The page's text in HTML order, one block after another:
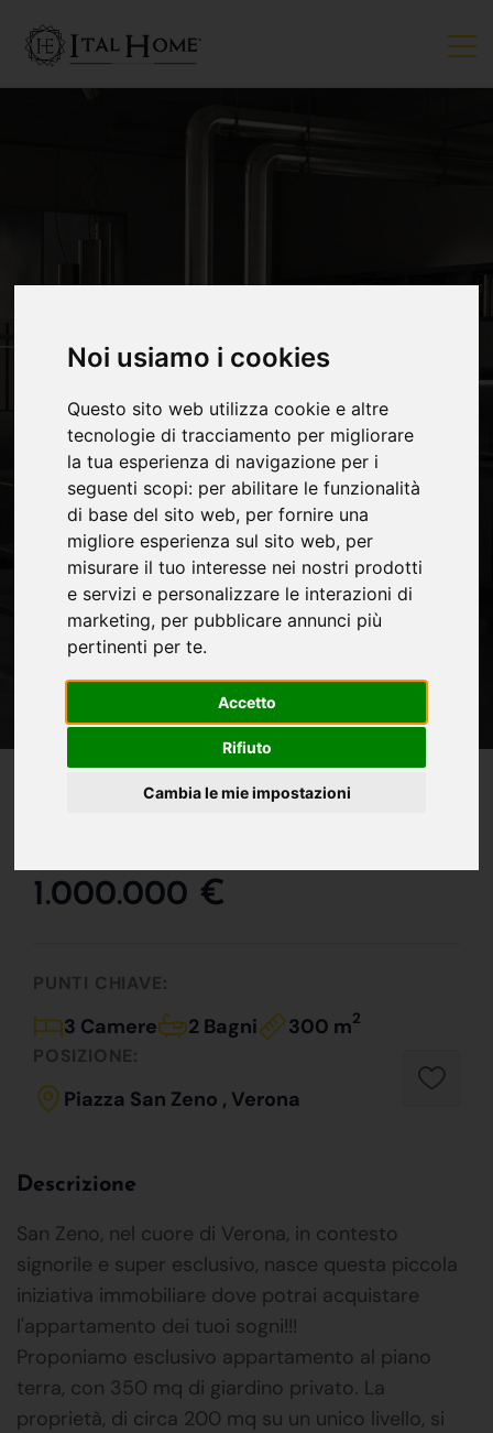
Noi usiamo i cookies
Questo sito web utilizza cookie e altre
tecnologie di tracciamento per migliorare
la tua esperienza di navigazione per i
seguenti scopi: per abilitare le funzionalità
di base del sito web, per fornire una
migliore esperienza sul sito web, per
misurare il tuo interesse nei nostri prodotti
e servizi e personalizzare le interazioni di
marketing, per pubblicare annunci più
pertinenti per te.
Accetto
Rifiuto
Cambia le mie impostazioni
VENDUTO
IN VENDITA
Una Dimora Unica Nel
1.000.000 €
PUNTI CHIAVE:
3 Camere 2 Bagni 300 m2
POSIZIONE:
Piazza San Zeno , Verona
Descrizione
San Zeno, nel cuore di Verona, in contesto
signorile e super esclusivo, nasce questa piccola
iniziativa immobiliare dove potrai acquistare
l'appartamento dei tuoi sogni!!!
Proponiamo esclusivo appartamento al piano
terra, con 350 mq di giardino privato. La
proprietà, di circa 200 mq su un unico livello, si